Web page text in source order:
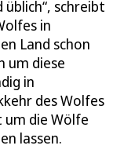
schreibt
in
Land schon
um diese
in
des Wolfes
um die Wölfe
lassen.